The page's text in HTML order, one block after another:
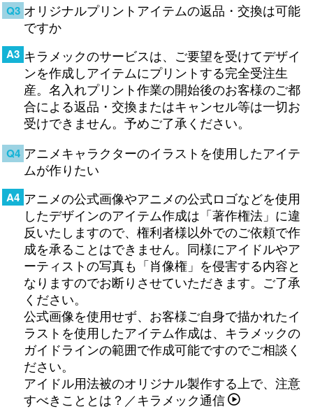
Q3 オリジナルプリントアイテムの返品・交換は可能
ですか
A3 キラメックのサービスは、ご要望を受けてデザイ
ンを作成しアイテムにプリントする完全受注生
産。名入れプリント作業の開始後のお客様のご都
合による返品・交換またはキャンセル等は一切お
受けできません。予めご了承ください。
Q4 アニメキャラクターのイラストを使用したアイテ
ムが作りたい
A4 アニメの公式画像やアニメの公式ロゴなどを使用
したデザインのアイテム作成は「著作権法」に違
反いたしますので、権利者様以外でのご依頼で作
成を承ることはできません。同様にアイドルやア
ーティストの写真も「肖像権」を侵害する内容と
なりますのでお断りさせていただきます。ご了承
ください。
公式画像を使用せず、お客様ご自身で描かれたイ
ラストを使用したアイテム作成は、 キラメックの
ガイドラインの範囲で作成可能ですのでご相談く
ださい。
アイドル用法被のオリジナル製作する上で、注意
すべきこととは？／キラメック通信